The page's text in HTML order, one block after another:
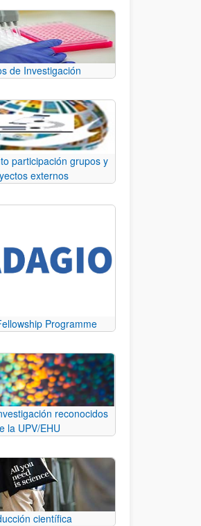
de Investigación
participación grupos y
externos
Programme
reconocidos
la UPV/EHU
científica